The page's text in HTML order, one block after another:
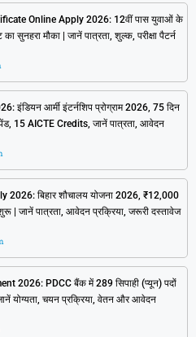
Online Apply 2026: 12वीं पास युवाओं के
सुनहरा मौका | जानें पात्रता, शुल्क, परीक्षा पैटर्न
आर्मी इंटर्नशिप प्रोग्राम 2026, 75 दिन
15 AICTE Credits, जानें पात्रता, आवेदन
2026: बिहार शौचालय योजना 2026, ₹12,000
| जानें पात्रता, आवेदन प्रक्रिया, जरूरी दस्तावेज
2026: PDCC बैंक में 289 सिपाही (प्यून) पदों
योग्यता, चयन प्रक्रिया, वेतन और आवेदन